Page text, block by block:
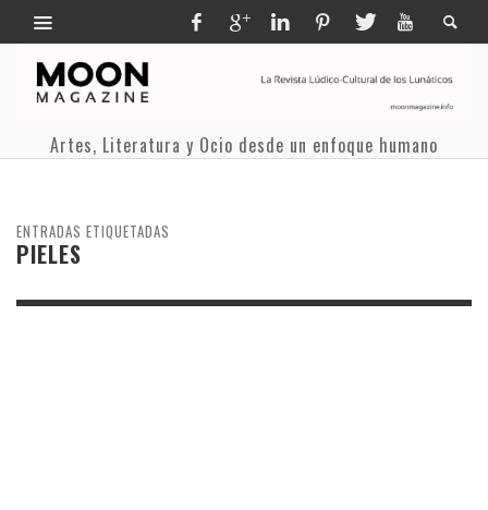
Artes, Literatura y Ocio desde un enfoque humano
ENTRADAS ETIQUETADAS
PIELES